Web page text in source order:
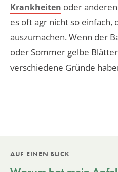
Krankheiten oder
es oft agr nicht so einfach,
auszumachen. Wenn der
oder Sommer gelbe
verschiedene Gründe
AUF EINEN BLICK